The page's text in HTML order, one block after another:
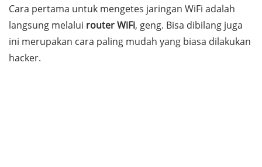
Cara pertama untuk mengetes jaringan WiFi adalah
langsung melalui routerWiFi, geng. Bisa dibilang juga
ini merupakan cara paling mudah yang biasa dilakukan
hacker.